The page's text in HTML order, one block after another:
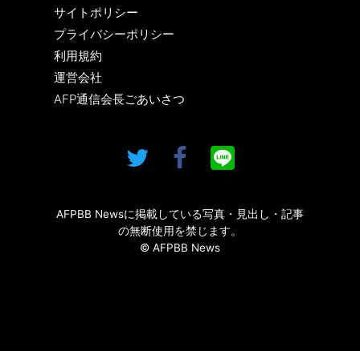
サイトポリシー
プライバシーポリシー
利用規約
運営会社
AFP通信会長ごあいさつ
AFPBB Newsに掲載している写真・見出し・記事
の無断使用を禁じます。
© AFPBB News